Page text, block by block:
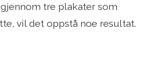
tre plakater som
vil det oppstå noe resultat.